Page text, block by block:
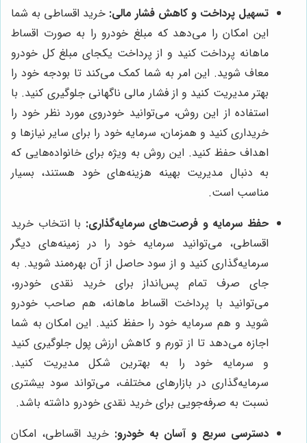
تسهیل پرداخت و کاهش فشار مالی: خرید اقساطی به شما
این امکان را می‌دهد که مبلغ خودرو را به صورت اقساط
ماهانه پرداخت کنید و از پرداخت یکجای مبلغ کل خودرو
معاف شوید. این امر به شما کمک می‌کند تا بودجه خود را
بهتر مدیریت کنید و از فشار مالی ناگهانی جلوگیری کنید. با
استفاده از این روش، می‌توانید خودروی مورد نظر خود را
خریداری کنید و همزمان، سرمایه خود را برای سایر نیازها و
اهداف حفظ کنید. این روش به ویژه برای خانواده‌هایی که
به دنبال مدیریت بهینه هزینه‌های خود هستند، بسیار
مناسب است.
حفظ سرمایه و فرصت‌های سرمایه‌گذاری: با انتخاب خرید
اقساطی، می‌توانید سرمایه خود را در زمینه‌های دیگر
سرمایه‌گذاری کنید و از سود حاصل از آن بهره‌مند شوید. به
جای صرف تمام پس‌انداز برای خرید نقدی خودرو،
می‌توانید با پرداخت اقساط ماهانه، هم صاحب خودرو
شوید و هم سرمایه خود را حفظ کنید. این امکان به شما
اجازه می‌دهد تا از تورم و کاهش ارزش پول جلوگیری کنید
و سرمایه خود را به بهترین شکل مدیریت کنید.
سرمایه‌گذاری در بازارهای مختلف، می‌تواند سود بیشتری
نسبت به صرفه‌جویی برای خرید نقدی خودرو داشته باشد.
دسترسی سریع و آسان به خودرو: خرید اقساطی، امکان